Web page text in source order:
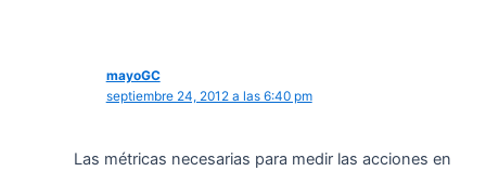
mayoGC
septiembre 24, 2012 a las 6:40 pm
Las métricas necesarias para medir las acciones en